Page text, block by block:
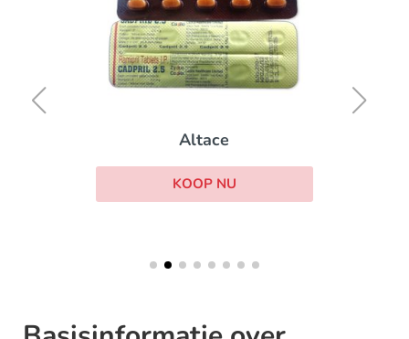
Altace
KOOP NU